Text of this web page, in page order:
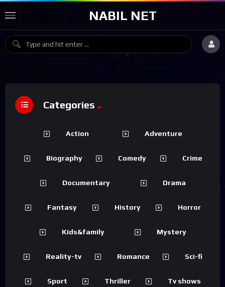
NABIL NET
Categories
Action Adventure
Biography Comedy Crime
Documentary Drama
Fantasy History Horror
Kids&family Mystery
Reality-tv Romance Sci-fi
Sport Thriller Tv shows